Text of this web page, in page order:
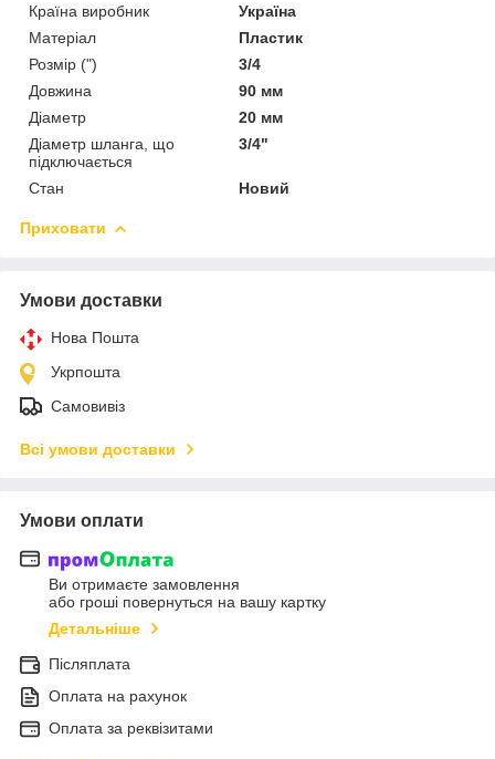
Країна виробник
Україна
Матеріал
Пластик
Розмір (")
3/4
Довжина
90 мм
Діаметр
20 мм
Діаметр шланга, що
підключається
3/4"
Стан Новий
Приховати
Умови доставки
Нова Пошта
Укрпошта
Самовивіз
Всі умови доставки
Умови оплати
Ви отримаєте замовлення
або гроші повернуться на вашу картку
Детальніше
Післяплата
Оплата на рахунок
Оплата за реквізитами